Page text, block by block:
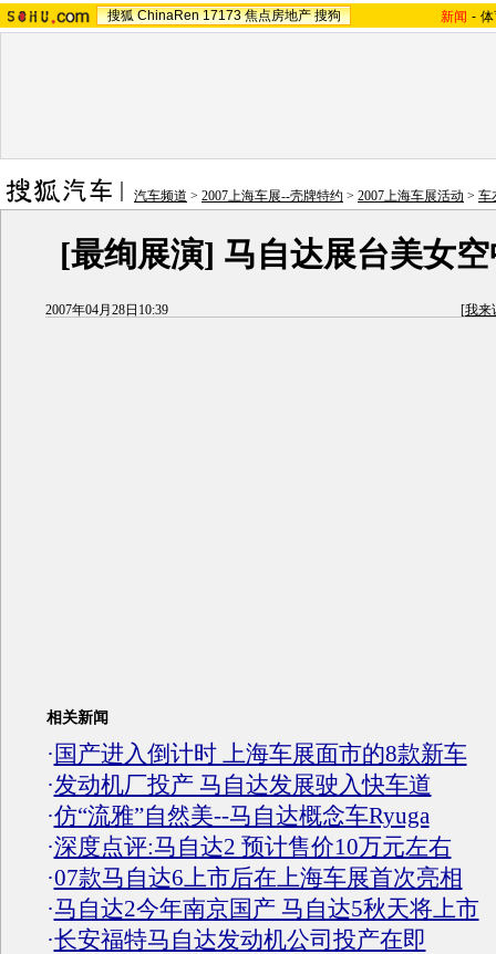
搜狐 ChinaRen 17173 焦点房地产 搜狗 新闻 -
汽车频道 > 2007上海车展--壳牌特约 > 2007上海车展活动 > 车
[最绚展演] 马自达展台美女
2007年04月28日10:39 [我来
相关新闻
· 国产进入倒计时 上海车展面市的8款新车
·发动机厂投产 马自达发展驶入快车道
·仿“流雅”自然美--马自达概念车Ryuga
·深度点评:马自达2 预计售价10万元左右
·07款马自达6上市后在上海车展首次亮相
·马自达2今年南京国产 马自达5秋天将上市
·长安福特马自达发动机公司投产在即